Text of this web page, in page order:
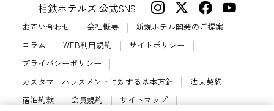
相鉄ホテルズ 公式SNS
お問い合わせ 会社概要
新規ホテル開発のご提案
コラム
WEB利用規約
サイトポリシー
プライバシーポリシー
カスタマーハラスメントに対する基本方針
法人契約
宿泊約款
会員規約
サイトマップ